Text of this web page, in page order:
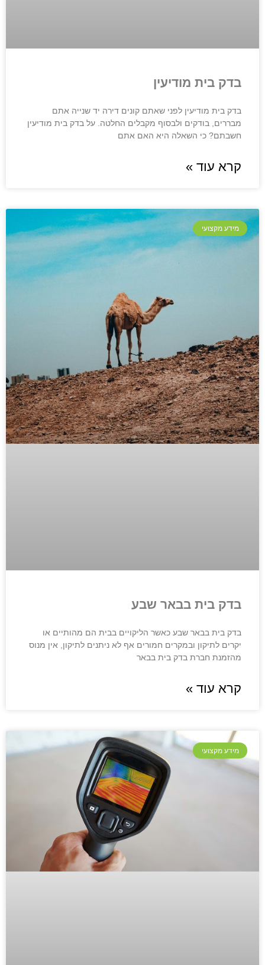
בדק בית מודיעין
בדק בית מודיעין לפני שאתם קונים דירה יד שנייה אתם
מבררים, בודקים ולבסוף מקבלים החלטה. על בדק בית מודיעין
חשבתם? כי השאלה היא האם אתם
קרא עוד »
מידע מקצועי
בדק בית בבאר שבע
בדק בית בבאר שבע כאשר הליקויים בבית הם מהותיים או
יקרים לתיקון ובמקרים חמורים אף לא ניתנים לתיקון, אין מנוס
מהזמנת חברת בדק בית בבאר
קרא עוד »
מידע מקצועי